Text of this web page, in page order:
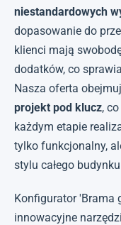
niestandardowych
dopasowanie do
klienci mają
dodatków, co
Nasza oferta
projekt pod klucz,
każdym etapie
tylko funkcjonalny,
stylu całego
Konfigurator 'Brama
innowacyjne